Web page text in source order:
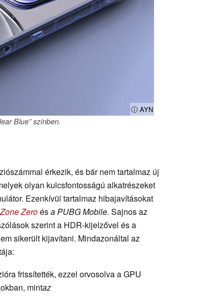
ⓘ AYN
Blue” színben.
érkezik, és bár nem tartalmaz új
olyan kulcsfontosságú alkatrészeket
Ezenkívül tartalmaz hibajavításokat
Zeroésa PUBG Mobile. Sajnos az
szerint a HDR-kijelzővel és a
sikerült kijavítani. Mindazonáltal az
frissítették, ezzel orvosolva a GPU
mintaz